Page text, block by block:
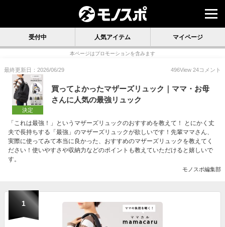
受付中 人気アイテム マイページ
本ページはプロモーションを含みます
最終更新日：2026/06/29 496View 24コメント
決定
買ってよかったマザーズリュック｜ママ・お母
さんに人気の最強リュック
「これは最強！」というマザーズリュックのおすすめを教えて！ とにかく丈
夫で長持ちする「最強」のマザーズリュックが欲しいです！先輩ママさん、
実際に使ってみて本当に良かった、おすすめのマザーズリュックを教えてく
ださい！使いやすさや収納力などのポイントも教えていただけると嬉しいで
す。
モノスポ編集部
1